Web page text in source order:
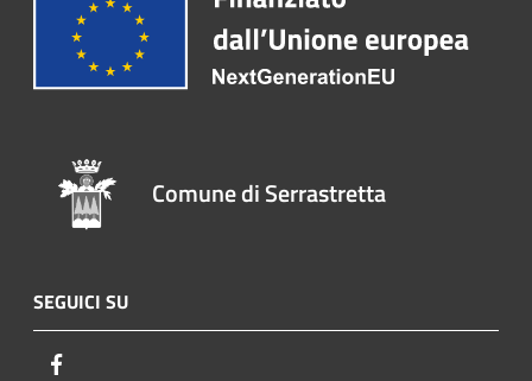
Comune di Serrastretta
SEGUICI SU